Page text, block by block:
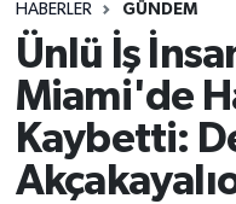
HABERLER GÜNDEM
Ünlü İş
Miami'de
Kaybetti:
EKONOMİ
SAĞLIK
Süper Lig Puan
Tüm Manşetler
Son Dakika